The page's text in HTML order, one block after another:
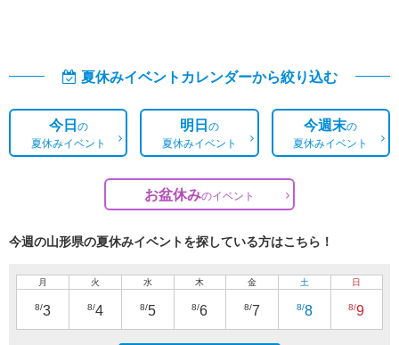
夏休みイベントカレンダーから絞り込む
今日の
夏休みイベント
明日の
夏休みイベント
今週末の
夏休みイベント
お盆休みのイベント
今週の山形県の夏休みイベントを探している方はこちら！
月
8/3
火
8/4
水
8/5
木
8/6
金
8/7
土
8/8
日
8/9